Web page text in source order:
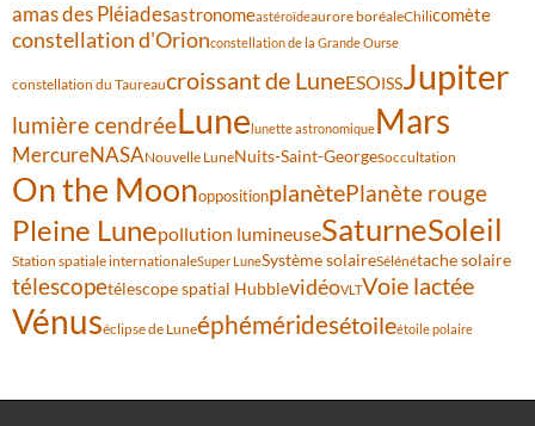
amas des Pléiadesastronomeastéroïdeaurore boréaleChilicomète
constellation d'Orionconstellation de la Grande Ourse
constellation du Taureaucroissant de LuneESOISSJupiter
lumière cendréeLune lunette astronomiqueMars
MercureNASANouvelle LuneNuits-Saint-Georgesoccultation
On the MoonoppositionplanètePlanète rouge
Pleine Lunepollution lumineuseSaturneSoleil
Station spatiale internationaleSuper LuneSystème solaireSélénétache solaire
télescopetélescope spatial HubblevidéoVLTVoie lactée
Vénuséclipse de Luneéphéméridesétoileétoile polaire